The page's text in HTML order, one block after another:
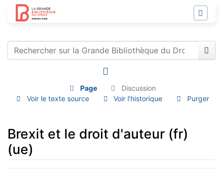
Page
Discussion
Voir le texte source
Voir l’historique Purger
Brexit et le droit d'auteur (fr)
(ue)